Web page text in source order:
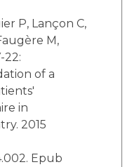
P, Lançon C,
M,
22:
of a
in
2015
Epub